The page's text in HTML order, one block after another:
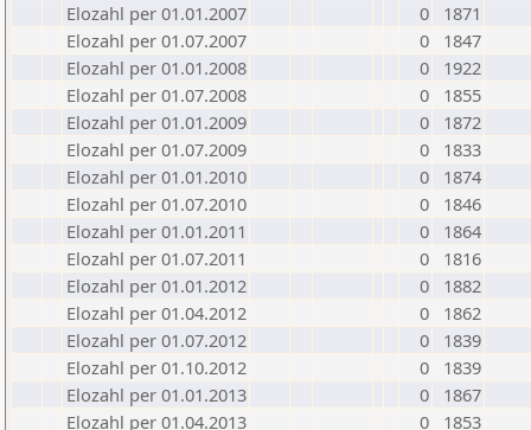
Elozahl per 01.01.2007
0
1871
Elozahl per 01.07.2007
0
1847
Elozahl per 01.01.2008
0
1922
Elozahl per 01.07.2008
0
1855
Elozahl per 01.01.2009
0
1872
Elozahl per 01.07.2009
0
1833
Elozahl per 01.01.2010
0
1874
Elozahl per 01.07.2010
0
1846
Elozahl per 01.01.2011
0
1864
Elozahl per 01.07.2011
0
1816
Elozahl per 01.01.2012
0
1882
Elozahl per 01.04.2012
0
1862
Elozahl per 01.07.2012
0
1839
Elozahl per 01.10.2012
0
1839
Elozahl per 01.01.2013
0
1867
Elozahl per 01.04.2013
0
1853